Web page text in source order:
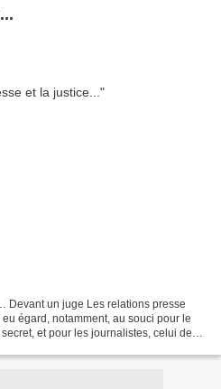
Devant un juge Les relations presse
égard, notamment, au souci pour le
et pour les journalistes, celui de